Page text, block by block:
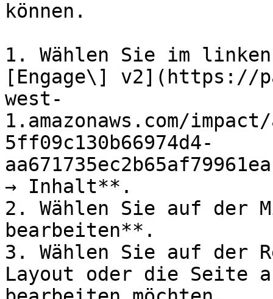
können.
1. Wählen Sie im
[Engage\] v2](https://
west-
1.amazonaws.com/
5ff09c130b66974d4-
→ Inhalt**.
2. Wählen Sie auf der
bearbeiten**.
3. Wählen Sie auf der
Layout oder die Seite